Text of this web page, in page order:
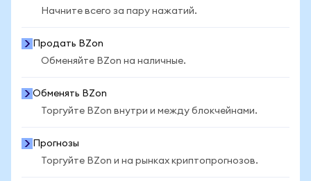
Начните всего за пару нажатий.
Продать BZon
Обменяйте BZon на наличные.
Обменять BZon
Торгуйте BZon внутри и между блокчейнами.
Прогнозы
Торгуйте BZon и на рынках криптопрогнозов.